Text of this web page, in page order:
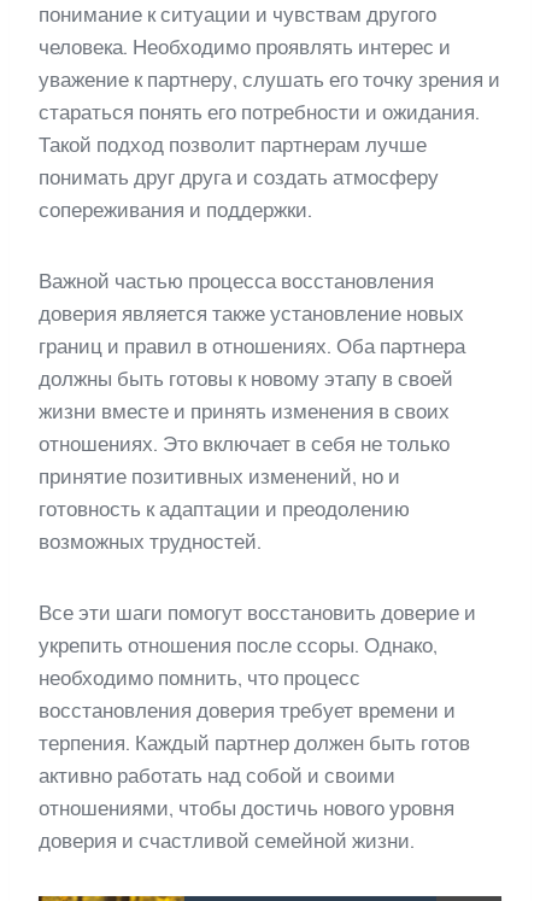
понимание к ситуации и чувствам другого
человека. Необходимо проявлять интерес и
уважение к партнеру, слушать его точку зрения и
стараться понять его потребности и ожидания.
Такой подход позволит партнерам лучше
понимать друг друга и создать атмосферу
сопереживания и поддержки.
Важной частью процесса восстановления
доверия является также установление новых
границ и правил в отношениях. Оба партнера
должны быть готовы к новому этапу в своей
жизни вместе и принять изменения в своих
отношениях. Это включает в себя не только
принятие позитивных изменений, но и
готовность к адаптации и преодолению
возможных трудностей.
Все эти шаги помогут восстановить доверие и
укрепить отношения после ссоры. Однако,
необходимо помнить, что процесс
восстановления доверия требует времени и
терпения. Каждый партнер должен быть готов
активно работать над собой и своими
отношениями, чтобы достичь нового уровня
доверия и счастливой семейной жизни.